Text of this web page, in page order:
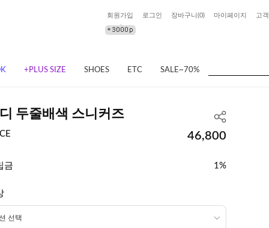
회원가입 로그인 장바구니(0) 마이페이지 고
+PLUS SIZE SHOES ETC SALE~70%
두줄배색 스니커즈
46,800
금 1%